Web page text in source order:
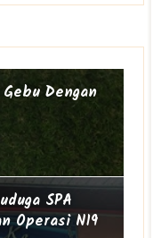
Dengan
SPA
Operasi N19